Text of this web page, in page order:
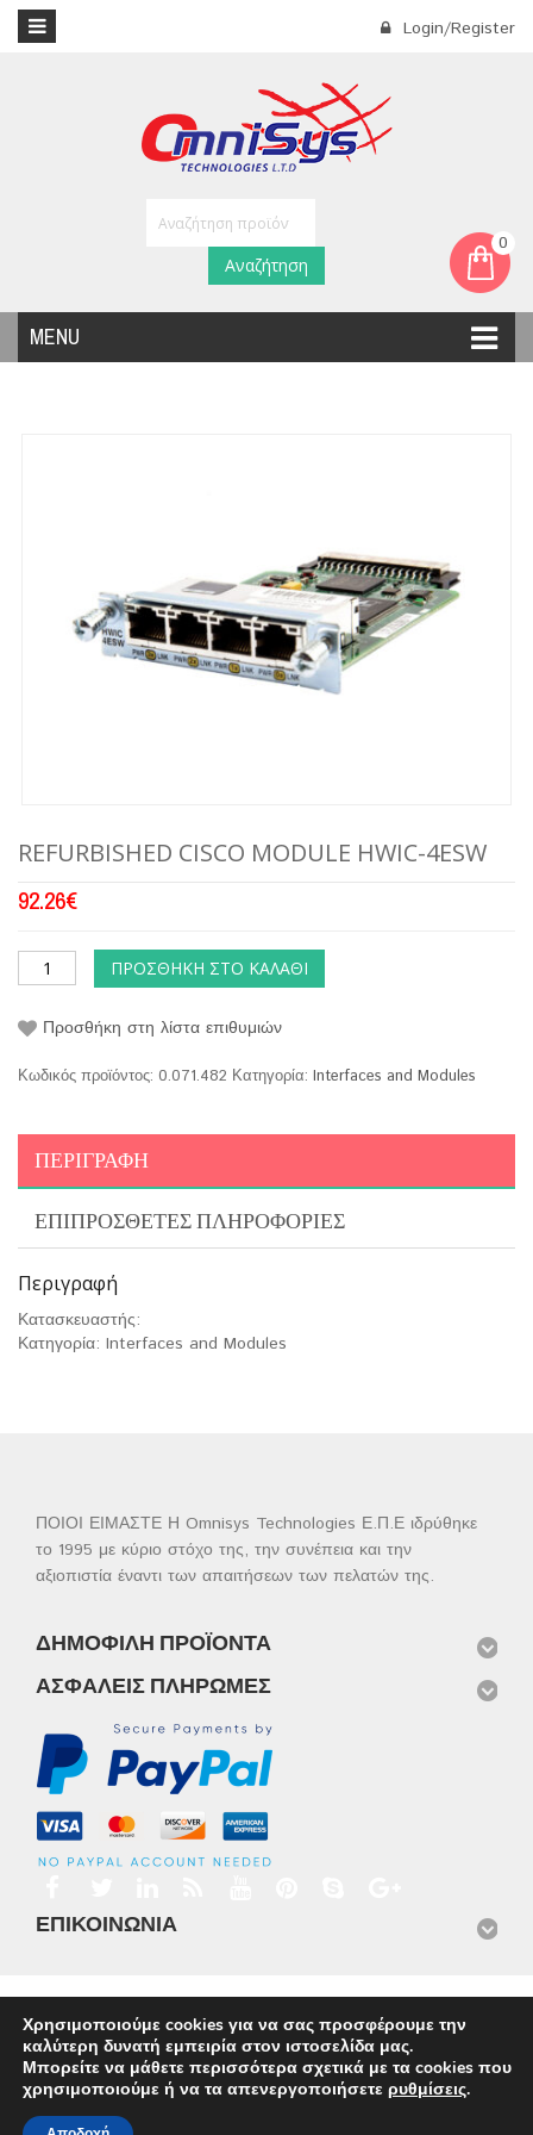
Login/Register
0
MENU
Αναζήτηση
REFURBISHED CISCO MODULE HWIC-4ESW
92.26€
ΠΡΟΣΘΉΚΗ ΣΤΟ ΚΑΛΆΘΙ
Προσθήκη στη λίστα επιθυμιών
Κωδικός προϊόντος: 0.071.482 Κατηγορία: Interfaces and Modules
ΠΕΡΙΓΡΑΦΉ
ΕΠΙΠΡΌΣΘΕΤΕΣ ΠΛΗΡΟΦΟΡΊΕΣ
Περιγραφή
Κατασκευαστής:
Κατηγορία: Interfaces and Modules
ΠΟΙΟΙ ΕΙΜΑΣΤΕ Η Omnisys Technologies Ε.Π.Ε ιδρύθηκε
το 1995 με κύριο στόχο της, την συνέπεια και την
αξιοπιστία έναντι των απαιτήσεων των πελατών της.
ΔΗΜΟΦΙΛΉ ΠΡΟΪΌΝΤΑ
ΑΣΦΑΛΕΊΣ ΠΛΗΡΩΜΈΣ
ΕΠΙΚΟΙΝΩΝΊΑ
Προϊόντα
Φωτογραφίες
Service
Εταιρικό Προφίλ
Επικοινωνία
© 2026Omnisys
Χρησιμοποιούμε cookies για να σας προσφέρουμε την
καλύτερη δυνατή εμπειρία στον ιστοσελίδα μας.
Μπορείτε να μάθετε περισσότερα σχετικά με τα cookies που
χρησιμοποιούμε ή να τα απενεργοποιήσετε ρυθμίσεις.